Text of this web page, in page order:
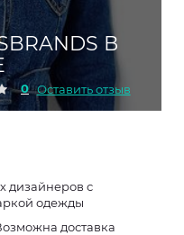
В
0 Оставить отзыв
дизайнеров с
одежды
доставка